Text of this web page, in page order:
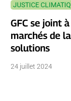
JUSTICE
GFC se joint
marchés de
solutions
24 juillet 2024